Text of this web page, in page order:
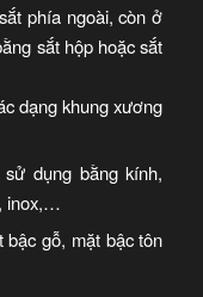
phía ngoài, còn ở
sắt hộp hoặc sắt
dạng khung xương
dụng bằng kính,
inox,…
bậc gỗ, mặt bậc tôn